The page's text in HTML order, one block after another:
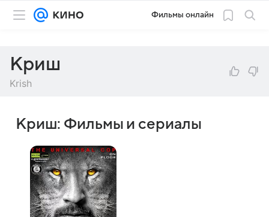
Фильмы онлайн
Криш
Krish
Криш: Фильмы и сериалы